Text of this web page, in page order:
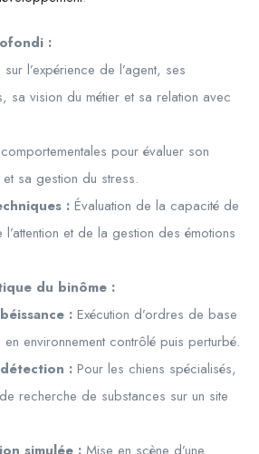
:
l’expérience de l’agent, ses
sa vision du métier et sa relation avec
pour évaluer son
sa gestion du stress.
: Évaluation de la capacité de
et de la gestion des émotions
du binôme :
: Exécution d’ordres de base
en environnement contrôlé puis perturbé.
: Pour les chiens spécialisés,
recherche de substances sur un site